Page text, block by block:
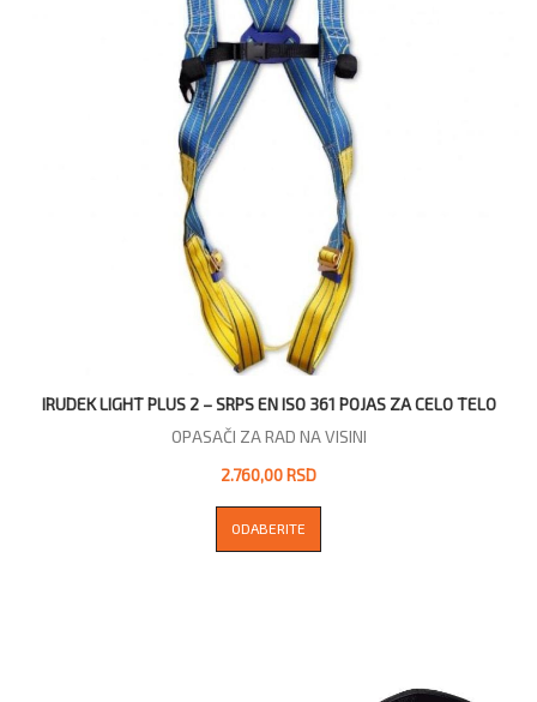
IRUDEK LIGHT PLUS 2 – SRPS EN ISO 361 POJAS ZA CELO TELO
OPASAČI ZA RAD NA VISINI
2.760,00 RSD
ODABERITE